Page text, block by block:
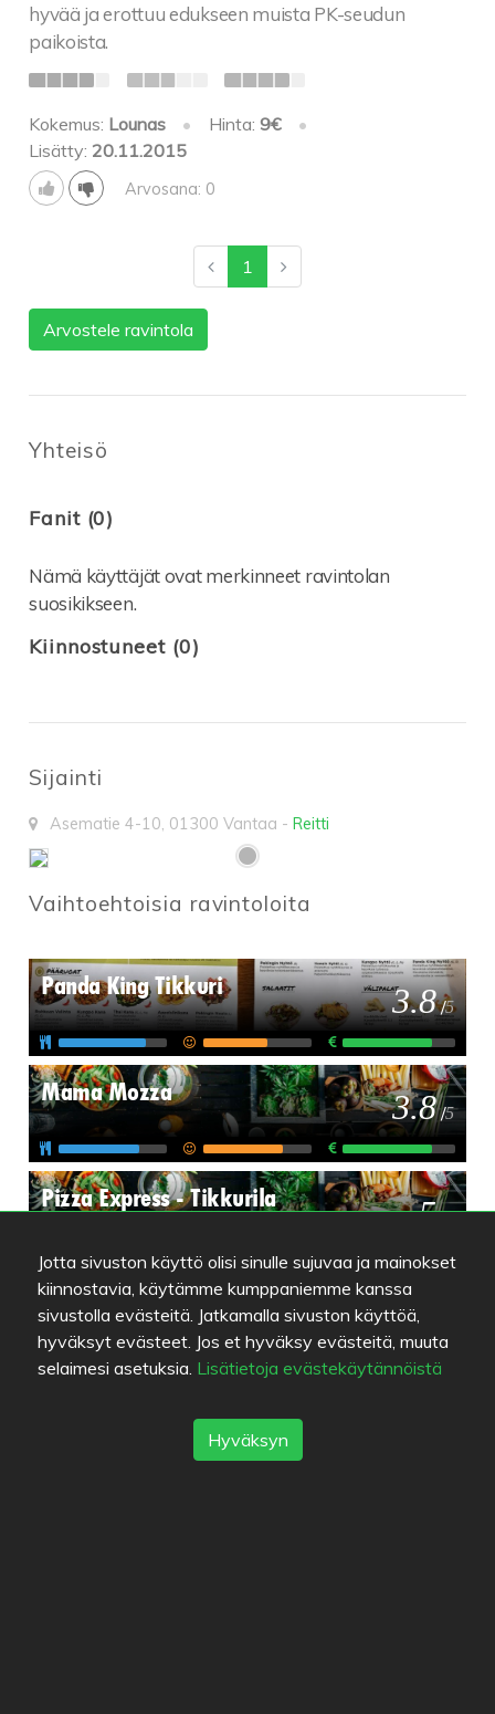
Jotta sivuston käyttö olisi sinulle sujuvaa ja mainokset
kiinnostavia, käytämme kumppaniemme kanssa
sivustolla evästeitä. Jatkamalla sivuston käyttöä,
hyväksyt evästeet. Jos et hyväksy evästeitä, muuta
selaimesi asetuksia. Lisätietoja evästekäytännöistä
Hyväksyn
hyvää ja erottuu edukseen muista PK-seudun
paikoista.
Kokemus: Lounas • Hinta: 9€
•
Lisätty: 20.11.2015
Arvosana: 0
1
Arvostele ravintola
Yhteisö
Fanit (0)
Nämä käyttäjät ovat merkinneet ravintolan
suosikikseen.
Kiinnostuneet (0)
Sijainti
Asematie 4-10, 01300 Vantaa -Reitti
Vaihtoehtoisia ravintoloita
Panda King Tikkuri 3.8 /5
Mama Mozza 3.8 /5
Pizza Express - Tikkurila 5 /